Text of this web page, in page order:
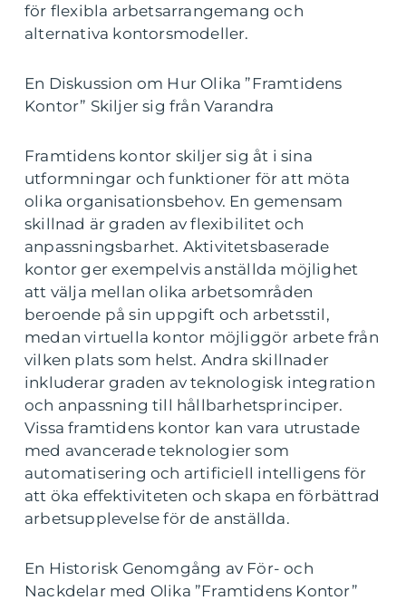
för flexibla arbetsarrangemang och
alternativa kontorsmodeller.
En Diskussion om Hur Olika ”Framtidens
Kontor” Skiljer sig från Varandra
Framtidens kontor skiljer sig åt i sina
utformningar och funktioner för att möta
olika organisationsbehov. En gemensam
skillnad är graden av flexibilitet och
anpassningsbarhet. Aktivitetsbaserade
kontor ger exempelvis anställda möjlighet
att välja mellan olika arbetsområden
beroende på sin uppgift och arbetsstil,
medan virtuella kontor möjliggör arbete från
vilken plats som helst. Andra skillnader
inkluderar graden av teknologisk integration
och anpassning till hållbarhetsprinciper.
Vissa framtidens kontor kan vara utrustade
med avancerade teknologier som
automatisering och artificiell intelligens för
att öka effektiviteten och skapa en förbättrad
arbetsupplevelse för de anställda.
En Historisk Genomgång av För- och
Nackdelar med Olika ”Framtidens Kontor”